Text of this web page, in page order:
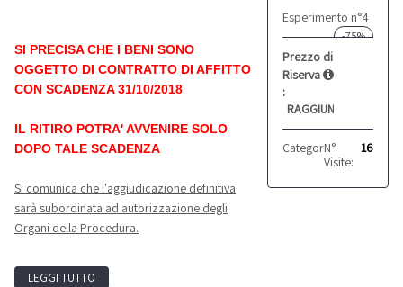
Esperimento n°4
-75%
Prezzo di
Riserva
:
RAGGIUNTO
Categoria: Altro
N°
Visite:
16
SI PRECISA CHE I BENI SONO
OGGETTO DI CONTRATTO DI AFFITTO
CON SCADENZA 31/10/2018
IL RITIRO POTRA' AVVENIRE SOLO
DOPO TALE SCADENZA
Si comunica che l'aggiudicazione definitiva
sarà subordinata ad autorizzazione degli
Organi della Procedura.
LEGGI TUTTO